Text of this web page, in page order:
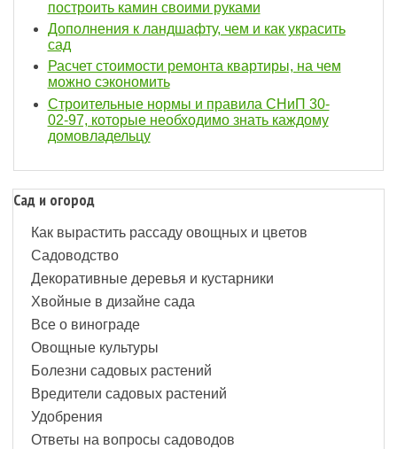
построить камин своими руками
Дополнения к ландшафту, чем и как украсить
сад
Расчет стоимости ремонта квартиры, на чем
можно сэкономить
Строительные нормы и правила СНиП 30-
02-97, которые необходимо знать каждому
домовладельцу
Сад и огород
Как вырастить рассаду овощных и цветов
Садоводство
Декоративные деревья и кустарники
Хвойные в дизайне сада
Все о винограде
Овощные культуры
Болезни садовых растений
Вредители садовых растений
Удобрения
Ответы на вопросы садоводов